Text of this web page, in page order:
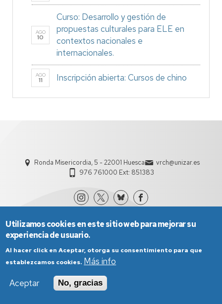
AGO
10
Curso: Desarrollo y gestión de
propuestas culturales para ELE en
contextos nacionales e
internacionales.
AGO
11 Inscripción abierta: Cursos de chino
Ronda Misericordia, 5 - 22001 Huesca
vrch@unizar.es
976 761000 Ext: 851383
Política de Privacidad
Utilizamos cookies en este sitio web para mejorar su
experiencia de usuario.
Al hacer click en Aceptar, otorga su consentimiento para que
establezcamos cookies. Más info
Aceptar
No, gracias